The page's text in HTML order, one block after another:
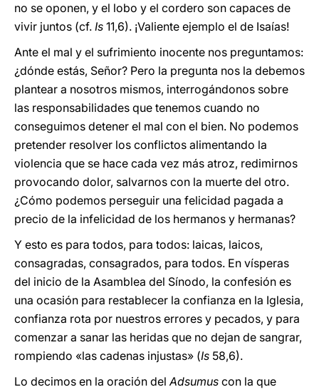
no se oponen, y el lobo y el cordero son capaces de
vivir juntos (cf. Is 11,6). ¡Valiente ejemplo el de Isaías!
Ante el mal y el sufrimiento inocente nos preguntamos:
¿dónde estás, Señor? Pero la pregunta nos la debemos
plantear a nosotros mismos, interrogándonos sobre
las responsabilidades que tenemos cuando no
conseguimos detener el mal con el bien. No podemos
pretender resolver los conflictos alimentando la
violencia que se hace cada vez más atroz, redimirnos
provocando dolor, salvarnos con la muerte del otro.
¿Cómo podemos perseguir una felicidad pagada a
precio de la infelicidad de los hermanos y hermanas?
Y esto es para todos, para todos: laicas, laicos,
consagradas, consagrados, para todos. En vísperas
del inicio de la Asamblea del Sínodo, la confesión es
una ocasión para restablecer la confianza en la Iglesia,
confianza rota por nuestros errores y pecados, y para
comenzar a sanar las heridas que no dejan de sangrar,
rompiendo «las cadenas injustas» (Is 58,6).
Lo decimos en la oración delAdsumus con la que